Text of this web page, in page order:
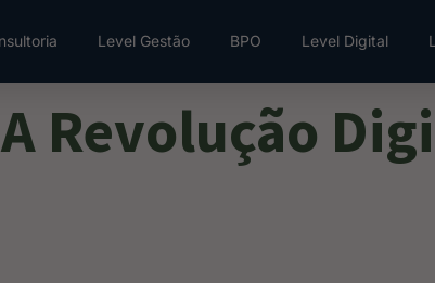
Level Gestão BPO Level Digital
Revolução